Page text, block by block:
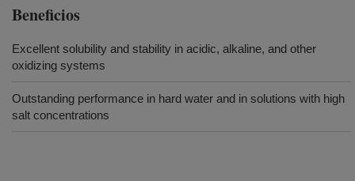
Beneficios
Excellent solubility and stability in acidic, alkaline, and other
oxidizing systems
Outstanding performance in hard water and in solutions with high
salt concentrations